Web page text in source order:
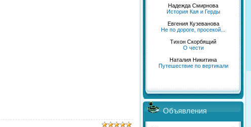
Надежда Смирнова
История Кая и Герды
Евгения Кузеванова
Не по дороге, просекой...
Тихон Скорбящий
О чести
Наталия Никитина
Путешествие по вертикали
Объявления